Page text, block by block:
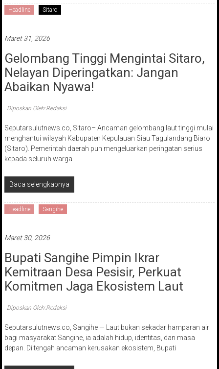
Headline Sitaro
Maret 31, 2026
Gelombang Tinggi Mengintai Sitaro,
Nelayan Diperingatkan: Jangan
Abaikan Nyawa!
Diposkan Oleh:Redaksi
Seputarsulutnews.co, Sitaro– Ancaman gelombang laut tinggi mulai
menghantui wilayah Kabupaten Kepulauan Siau Tagulandang Biaro
(Sitaro). Pemerintah daerah pun mengeluarkan peringatan serius
kepada seluruh warga
Baca selengkapnya
Headline Sangihe
Maret 30, 2026
Bupati Sangihe Pimpin Ikrar
Kemitraan Desa Pesisir, Perkuat
Komitmen Jaga Ekosistem Laut
Diposkan Oleh:Redaksi
Seputarsulutnews.co, Sangihe — Laut bukan sekadar hamparan air
bagi masyarakat Sangihe, ia adalah hidup, identitas, dan masa
depan. Di tengah ancaman kerusakan ekosistem, Bupati